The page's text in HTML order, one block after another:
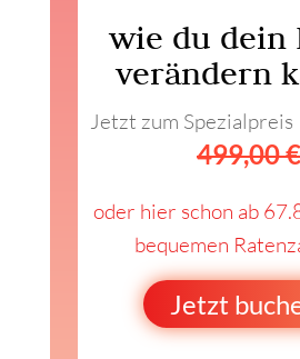
wie du dein
verändern
Jetzt zum Spezialpreis
499,00 €
oder hier schon ab
bequemen
Jetzt